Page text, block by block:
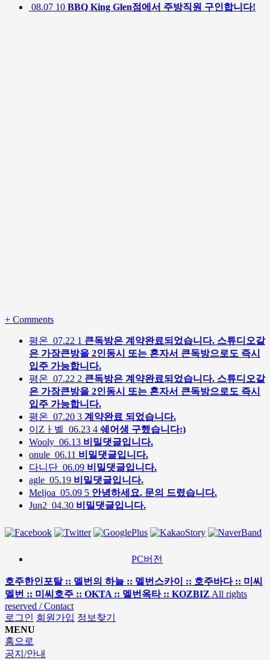
08.07 10 BBQ King Glen점에서 주방직원 구인합니다!
+ Comments
평온 07.22 1 큰독방은 계약완료되었습니다. 스튜디오같
은 가장큰방을 2인동시 또는 혼자서 큰독방으로도 즉시
입주 가능합니다.
평온 07.22 2 큰독방은 계약완료되었습니다. 스튜디오같
은 가장큰방을 2인동시 또는 혼자서 큰독방으로도 즉시
입주 가능합니다.
평온 07.20 3 계약완료 되었습니다.
이Zㅏ벨 06.23 4 쉐어생 구했습니다:)
Wooly 06.13 비밀댓글입니다.
onule 06.11 비밀댓글입니다.
다니단 06.09 비밀댓글입니다.
agle 05.19 비밀댓글입니다.
Meljoa 05.09 5 안녕하세요. 문의 드렸습니다.
Jun2 04.30 비밀댓글입니다.
PC버전
호주한인포탈 :: 멜번의 하늘 :: 멜번스카이 :: 호주바다 :: 미씨
멜번 :: 미씨호주 :: OKTA :: 멜번옥타 :: KOZBIZ All rights
reserved / Contact
로그인 회원가입 정보찾기
MENU
홈으로
공지/안내